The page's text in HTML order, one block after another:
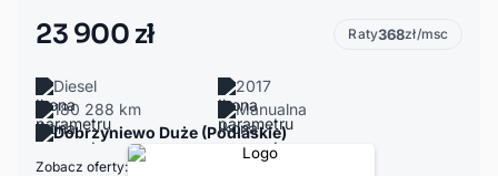
23 900 zł Raty368zł/msc
Diesel
2017
180 288 km
Manualna
Dobrzyniewo Duże (Podlaskie)
Zobacz oferty: